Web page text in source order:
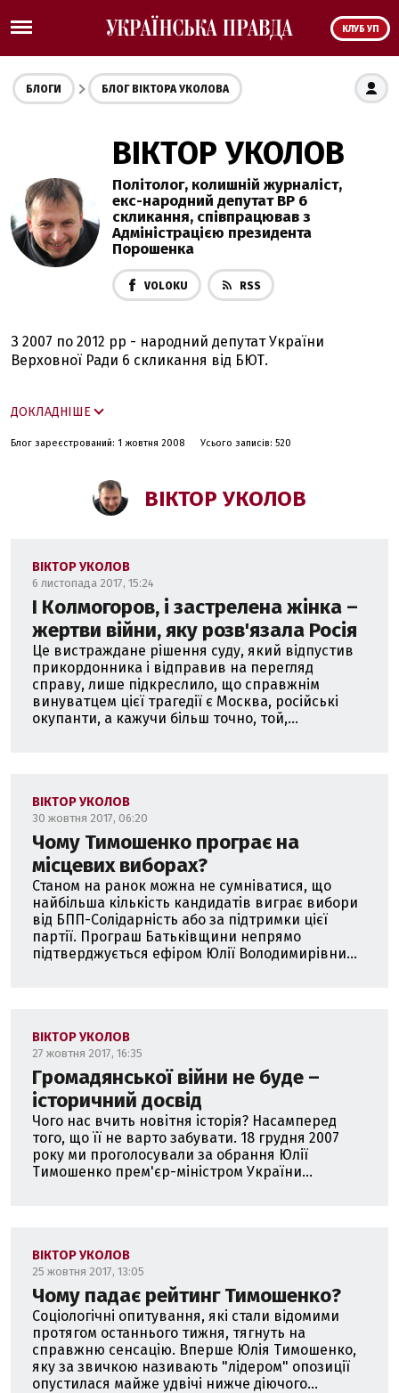
КЛУБ УП
БЛОГИ БЛОГ ВІКТОРА УКОЛОВА
ВІКТОР УКОЛОВ
Політолог, колишній журналіст,
екс-народний депутат ВР 6
скликання, співпрацював з
Адміністрацією президента
Порошенка
VOLOKU RSS
З 2007 по 2012 рр - народний депутат України
Верховної Ради 6 скликання від БЮТ.
слова та інформації.
Голова підкомітету з питань друкованих засобів
Один із засновників Української студентської спілки
УСС, 1989 р.
Співавтор та один з ведучих телевізійного ток-шоу
"П‘ятий кут" 1995 р.
Ведучий телепрограм "Параграф"та "Щотижня" 1996-
1997 рр.
Автор кількох тисяч статей в українських та
зарубіжних ЗМІ.
Віруючий, прихожанин церкви Євангельських
християн-баптистів "Слово Життя".
ДОКЛАДНІШЕ
Блог зареєстрований: 1 жовтня 2008 Усього записів: 520
ВІКТОР УКОЛОВ
ВІКТОР УКОЛОВ
6 листопада 2017, 15:24
І Колмогоров, і застрелена жінка –
жертви війни, яку розв'язала Росія
Це вистраждане рішення суду, який відпустив
прикордонника і відправив на перегляд
справу, лише підкреслило, що справжнім
винуватцем цієї трагедії є Москва, російські
окупанти, а кажучи більш точно, той,...
ВІКТОР УКОЛОВ
30 жовтня 2017, 06:20
Чому Тимошенко програє на
місцевих виборах?
Станом на ранок можна не сумніватися, що
найбільша кількість кандидатів виграє вибори
від БПП-Солідарність або за підтримки цієї
партії. Програш Батьківщини непрямо
підтверджується ефіром Юлії Володимирівни...
ВІКТОР УКОЛОВ
27 жовтня 2017, 16:35
Громадянської війни не буде –
історичний досвід
Чого нас вчить новітня історія? Насамперед
того, що її не варто забувати. 18 грудня 2007
року ми проголосували за обрання Юлії
Тимошенко прем'єр-міністром України...
ВІКТОР УКОЛОВ
25 жовтня 2017, 13:05
Чому падає рейтинг Тимошенко?
Соціологічні опитування, які стали відомими
протягом останнього тижня, тягнуть на
справжню сенсацію. Вперше Юлія Тимошенко,
яку за звичкою називають "лідером" опозиції
опустилася майже удвічі нижче діючого...